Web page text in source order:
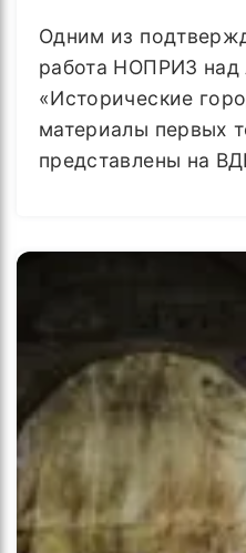
Одним из
работа НОПРИЗ над
«Исторические
материалы первых
представлены на